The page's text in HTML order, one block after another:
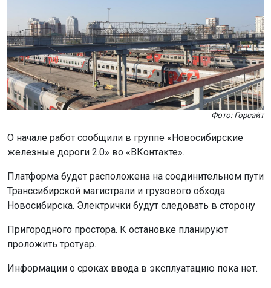
Фото: Горсайт
О начале работ сообщили в группе «Новосибирские
железные дороги 2.0» во «ВКонтакте».
Платформа будет расположена на соединительном пути
Транссибирской магистрали и грузового обхода
Новосибирска. Электрички будут следовать в сторону
Пригородного простора. К остановке планируют
проложить тротуар.
Информации о сроках ввода в эксплуатацию пока нет.